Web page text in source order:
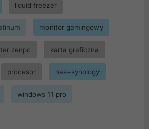
liquid freezer
monitor gamingowy
zenpc karta graficzna
procesor nas+synology
windows 11 pro